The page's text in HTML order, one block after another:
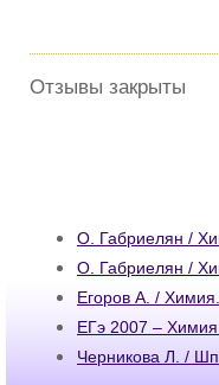
Отзывы закрыты
О. Габриелян /
О. Габриелян /
Егоров А. /
ЕГэ 2007 –
Черникова Л. /